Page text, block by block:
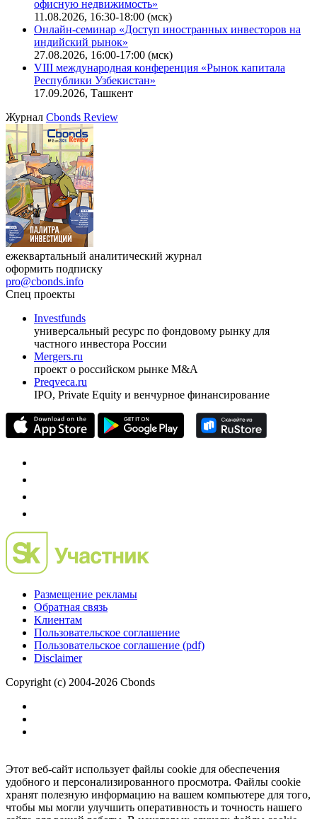
Ближайшие конференцииCbonds Congress
Онлайн-семинар «Новый стандарт инвестиций в
офисную недвижимость»
11.08.2026, 16:30-18:00 (мск)
Онлайн-семинар «Доступ иностранных инвесторов на
индийский рынок»
VIII международная конференция «Рынок капитала
Республики Узбекистан»
17.09.2026, Ташкент
ЖурналCbonds Review
оформить подписку
pro@cbonds.info
Спец проекты
Investfunds
универсальный ресурс по фондовому рынку для
частного инвестора России
проект о российском рынке M&A
Preqveca.ru
Размещение рекламы
Обратная связь
Пользовательское соглашение
Copyright (c) 2004-2026 Cbonds